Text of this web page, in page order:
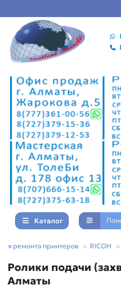
Каталог
ремонта принтеров RICOH
Ролики подачи
Алматы